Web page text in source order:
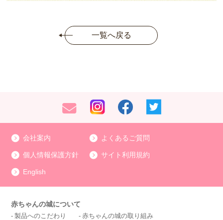
一覧へ戻る
会社案内 よくあるご質問
個人情報保護方針 サイト利用規約
English
赤ちゃんの城について
製品へのこだわり 赤ちゃんの城の取り組み